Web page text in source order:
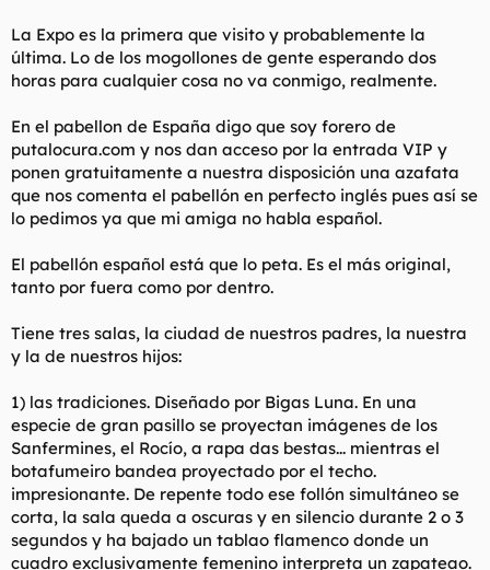
La Expo es la primera que visito y probablemente la
última. Lo de los mogollones de gente esperando dos
horas para cualquier cosa no va conmigo, realmente.
En el pabellon de España digo que soy forero de
putalocura.com y nos dan acceso por la entrada VIP y
ponen gratuitamente a nuestra disposición una azafata
que nos comenta el pabellón en perfecto inglés pues así se
lo pedimos ya que mi amiga no habla español.
El pabellón español está que lo peta. Es el más original,
tanto por fuera como por dentro.
Tiene tres salas, la ciudad de nuestros padres, la nuestra
y la de nuestros hijos:
1) las tradiciones. Diseñado por Bigas Luna. En una
especie de gran pasillo se proyectan imágenes de los
Sanfermines, el Rocío, a rapa das bestas... mientras el
botafumeiro bandea proyectado por el techo.
impresionante. De repente todo ese follón simultáneo se
corta, la sala queda a oscuras y en silencio durante 2 o 3
segundos y ha bajado un tablao flamenco donde un
cuadro exclusivamente femenino interpreta un zapateao.